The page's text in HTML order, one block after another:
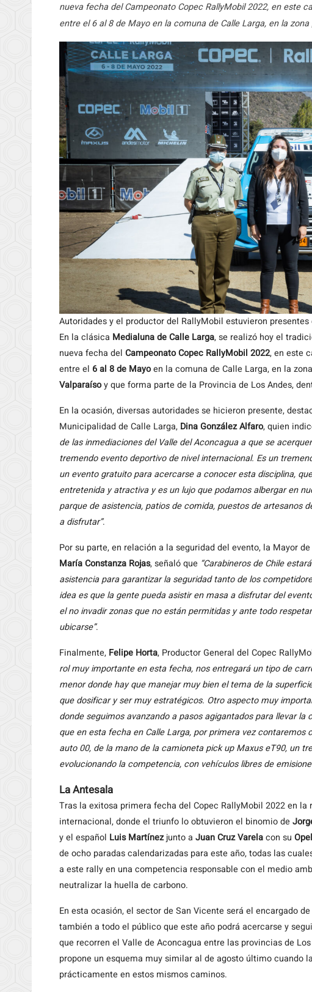
nueva fecha del Campeonato Copec RallyMobil 2022, en este
entre el 6 al 8 de Mayo en la comuna de Calle Larga, en la
Autoridades y el productor del RallyMobil estuvieron
En la clásica Medialuna de Calle Larga, se realizó hoy el
nueva fecha del Campeonato Copec RallyMobil 2022, en este
entre el 6 al 8 de Mayoen la comuna de Calle Larga, en la
Valparaísoy que forma parte de la Provincia de Los Andes,
En la ocasión, diversas autoridades se hicieron presente,
Municipalidad de Calle Larga, Dina González Alfaro, quien
de las inmediaciones del Valle del Aconcagua a que se
tremendo evento deportivo de nivel internacional. Es un
un evento gratuito para acercarse a conocer esta disciplina,
entretenida y atractiva y es un lujo que podamos albergar en
parque de asistencia, patios de comida, puestos de artesanos
a disfrutar”.
Por su parte, en relación a la seguridad del evento, la Mayor
María Constanza Rojas, señaló que “Carabineros de Chile
asistencia para garantizar la seguridad tanto de los
idea es que la gente pueda asistir en masa a disfrutar del
el no invadir zonas que no están permitidas y ante todo
ubicarse”.
Finalmente, Felipe Horta, Productor General del Copec
rol muy importante en esta fecha, nos entregará un tipo de
menor donde hay que manejar muy bien el tema de la
que dosificar y ser muy estratégicos. Otro aspecto muy
donde seguimos avanzando a pasos agigantados para llevar
que en esta fecha en Calle Larga, por primera vez
auto 00, de la mano de la camioneta pick up Maxus eT90, un
evolucionando la competencia, con vehículos libres de
La Antesala
Tras la exitosa primera fecha del Copec RallyMobil 2022 en
internacional, donde el triunfo lo obtuvieron el binomio de
y el español Luis Martínezjunto a Juan Cruz Varelacon su
de ocho paradas calendarizadas para este año, todas las
a este rally en una competencia responsable con el medio
neutralizar la huella de carbono.
En esta ocasión, el sector de San Vicente será el encargado
también a todo el público que este año podrá acercarse y
que recorren el Valle de Aconcagua entre las provincias de
propone un esquema muy similar al de agosto último cuando
prácticamente en estos mismos caminos.